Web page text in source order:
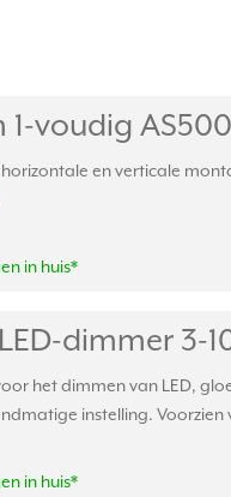
1-voudig
en verticale
in huis*
dimmer 3-
het dimmen van LED,
instelling.
in huis*